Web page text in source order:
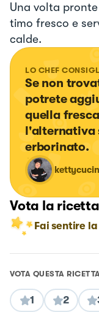
Una volta
timo fresco e
calde.
LO CHEF
Se non
potrete
quella
l'alternativa
erborinato.
Vota la ricetta
Fai sentire
VOTA QUESTA
1 2